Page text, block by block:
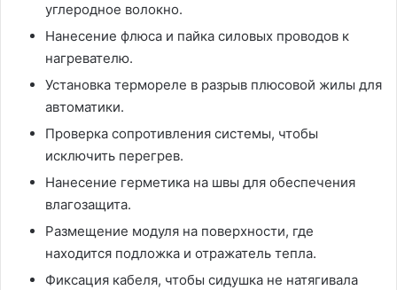
углеродное волокно.
Нанесение флюса и пайка силовых проводов к
нагревателю.
Установка термореле в разрыв плюсовой жилы для
автоматики.
Проверка сопротивления системы, чтобы
исключить перегрев.
Нанесение герметика на швы для обеспечения
влагозащита.
Размещение модуля на поверхности, где
находится подложка и отражатель тепла.
Фиксация кабеля, чтобы сидушка не натягивала